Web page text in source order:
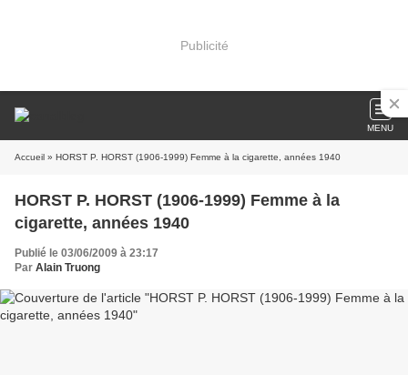
Publicité
MENU
Accueil » HORST P. HORST (1906-1999) Femme à la cigarette, années 1940
HORST P. HORST (1906-1999) Femme à la
cigarette, années 1940
Publié le 03/06/2009 à 23:17
Par Alain Truong